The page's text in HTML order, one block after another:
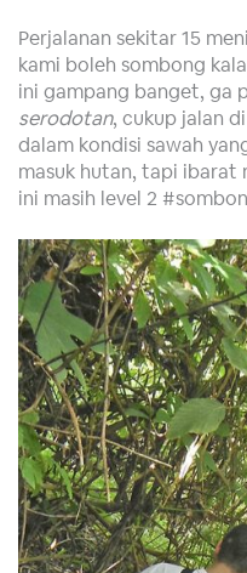
Perjalanan sekitar 15
kami boleh sombong
ini gampang banget, ga
serodotan, cukup jalan
dalam kondisi sawah
masuk hutan, tapi ibarat
ini masih level 2